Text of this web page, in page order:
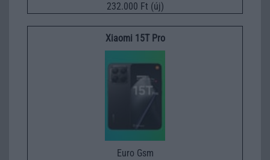
232.000 Ft (új)
Xiaomi 15T Pro
Euro Gsm